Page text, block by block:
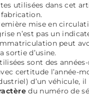
utilisées dans cet
mise en
n’est pas un
peut
sortie d’usine.
sont des
certitude l’année-
d’un véhicule,
du numéro de